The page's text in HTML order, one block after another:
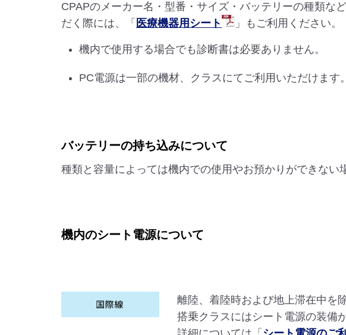
CPAPのメーカー名・型番・サイズ・バッテリーの種類など
だく際には、「 医療機器用シート 」もご利用ください。
機内で使用する場合でも診断書は必要ありません。
PC電源は一部の機材、クラスにてご利用いただけます。
バッテリーの持ち込みについて
種類と容量によっては機内での使用やお預かりができない
機内のシート電源について
離陸、着陸時および地上滞在中を
搭乗クラスにはシート電源の装備